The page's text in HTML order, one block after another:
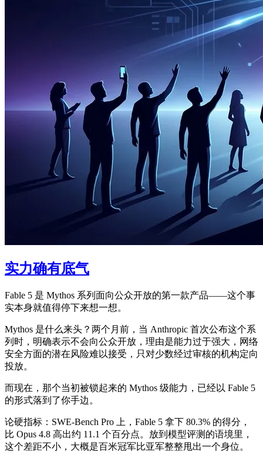
实力确有底气
Fable 5 是 Mythos 系列面向公众开放的第一款产品——这个事
实本身就值得停下来想一想。
Mythos 是什么来头？两个月前，当 Anthropic 首次公布这个系
列时，明确表示不会向公众开放，理由是能力过于强大，网络
安全方面的潜在风险难以接受，只对少数经过审核的机构定向
投放。
而现在，那个当初被锁起来的 Mythos 级能力，已经以 Fable 5
的形式落到了你手边。
论硬指标：SWE-Bench Pro 上，Fable 5 拿下 80.3% 的得分，
比 Opus 4.8 高出约 11.1 个百分点。放到模型评测的语境里，
这个差距不小，大概是百米冠军比亚军整整甩出一个身位。